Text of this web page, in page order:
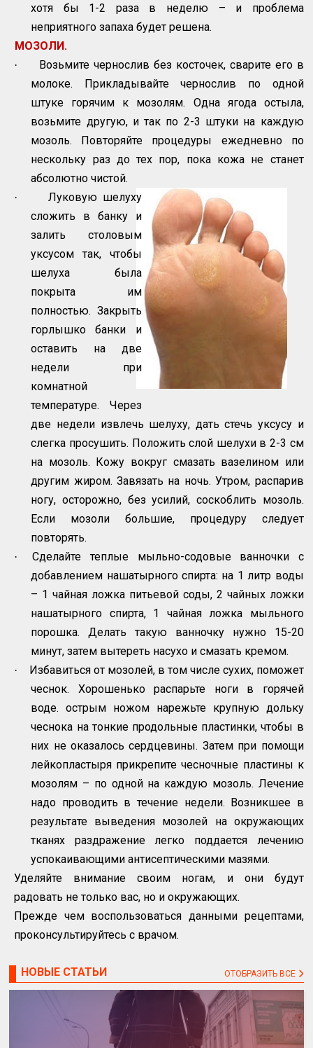
хотя бы 1-2 раза в неделю – и проблема
неприятного запаха будет решена.
МОЗОЛИ.
·
Возьмите чернослив без косточек, сварите его в
молоке. Прикладывайте чернослив по одной
штуке горячим к мозолям. Одна ягода остыла,
возьмите другую, и так по 2-3 штуки на каждую
мозоль. Повторяйте процедуры ежедневно по
нескольку раз до тех пор, пока кожа не станет
абсолютно чистой.
·
Луковую шелуху
сложить в банку и
залить столовым
уксусом так, чтобы
шелуха была
покрыта им
полностью. Закрыть
горлышко банки и
оставить на две
недели при
комнатной
температуре. Через
две недели извлечь шелуху, дать стечь уксусу и
слегка просушить. Положить слой шелухи в 2-3 см
на мозоль. Кожу вокруг смазать вазелином или
другим жиром. Завязать на ночь. Утром, распарив
ногу, осторожно, без усилий, соскоблить мозоль.
Если мозоли большие, процедуру следует
повторять.
·
Сделайте теплые мыльно-содовые ванночки с
добавлением нашатырного спирта: на 1 литр воды
– 1 чайная ложка питьевой соды, 2 чайных ложки
нашатырного спирта, 1 чайная ложка мыльного
порошка. Делать такую ванночку нужно 15-20
минут, затем вытереть насухо и смазать кремом.
·
Избавиться от мозолей, в том числе сухих, поможет
чеснок. Хорошенько распарьте ноги в горячей
воде. острым ножом нарежьте крупную дольку
чеснока на тонкие продольные пластинки, чтобы в
них не оказалось сердцевины. Затем при помощи
лейкопластыря прикрепите чесночные пластины к
мозолям – по одной на каждую мозоль. Лечение
надо проводить в течение недели. Возникшее в
результате выведения мозолей на окружающих
тканях раздражение легко поддается лечению
успокаивающими антисептическими мазями.
Уделяйте внимание своим ногам, и они будут
радовать не только вас, но и окружающих.
Прежде чем воспользоваться данными рецептами,
проконсультируйтесь с врачом.
НОВЫЕ СТАТЬИ ОТОБРАЗИТЬ ВСЕ